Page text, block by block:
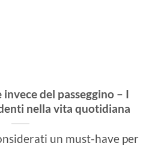
del passeggino – I
nella vita quotidiana
un must-have per